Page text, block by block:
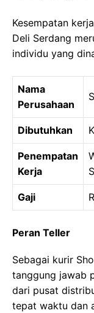
Kesempatan
Deli Serdang
individu yang
Nama
Perusahaan
Dibutuhkan
Penempatan
Kerja
Gaji
Peran Teller
Sebagai kurir
tanggung jawab
dari pusat
tepat waktu dan